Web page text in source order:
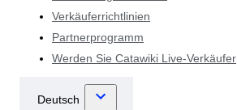
Verkäuferrichtlinien
Partnerprogramm
Werden Sie Catawiki Live-Verkäufer